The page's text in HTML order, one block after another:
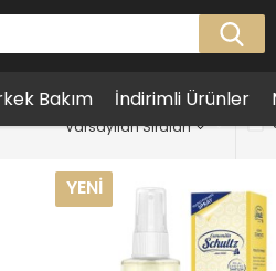
Bakım İndirimli Ürünler
YENI